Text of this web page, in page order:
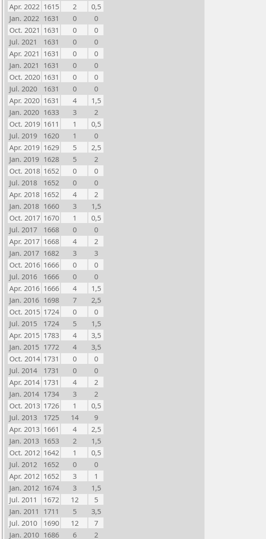
Apr. 2022 1615 2
0,5
Jan. 2022 1631 0
0
Oct. 2021 1631 0
0
Jul. 2021
1631 0
0
Apr. 2021 1631 0
0
Jan. 2021 1631 0
0
Oct. 2020 1631 0
0
Jul. 2020
1631 0
0
Apr. 2020 1631 4
1,5
Jan. 2020 1633 3
2
Oct. 2019 1611 1
0,5
Jul. 2019
1620 1
0
Apr. 2019 1629 5
2,5
Jan. 2019 1628 5
2
Oct. 2018 1652 0
0
Jul. 2018
1652 0
0
Apr. 2018 1652 4
2
Jan. 2018 1660 3
1,5
Oct. 2017 1670 1
0,5
Jul. 2017
1668 0
0
Apr. 2017 1668 4
2
Jan. 2017 1682 3
3
Oct. 2016 1666 0
0
Jul. 2016
1666 0
0
Apr. 2016 1666 4
1,5
Jan. 2016 1698 7
2,5
Oct. 2015 1724 0
0
Jul. 2015
1724 5
1,5
Apr. 2015 1783 4
3,5
Jan. 2015 1772 4
3,5
Oct. 2014 1731 0
0
Jul. 2014
1731 0
0
Apr. 2014 1731 4
2
Jan. 2014 1734 3
2
Oct. 2013 1726 1
0,5
Jul. 2013
1725 14
9
Apr. 2013 1661 4
2,5
Jan. 2013 1653 2
1,5
Oct. 2012 1642 1
0,5
Jul. 2012
1652 0
0
Apr. 2012 1652 3
1
Jan. 2012 1674 3
1,5
Jul. 2011
1672 12
5
Jan. 2011 1711 5
3,5
Jul. 2010
1690 12
7
Jan. 2010 1686 6
2